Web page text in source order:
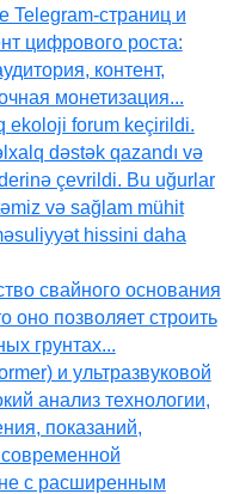
страниц и
цифрового роста:
контент,
монетизация...
ekoloji forum keçirildi.
dəstək qazandı və
çevrildi. Bu uğurlar
və sağlam mühit
hissini daha
свайного основания
оно позволяет строить
грунтах...
и ультразвуковой
анализ технологии,
показаний,
современной
с расширенным